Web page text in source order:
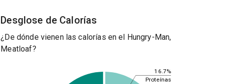
Desglose de Calorías
¿De dónde vienen las calorías en el Hungry-Man,
Meatloaf?
16.7%
Proteínas